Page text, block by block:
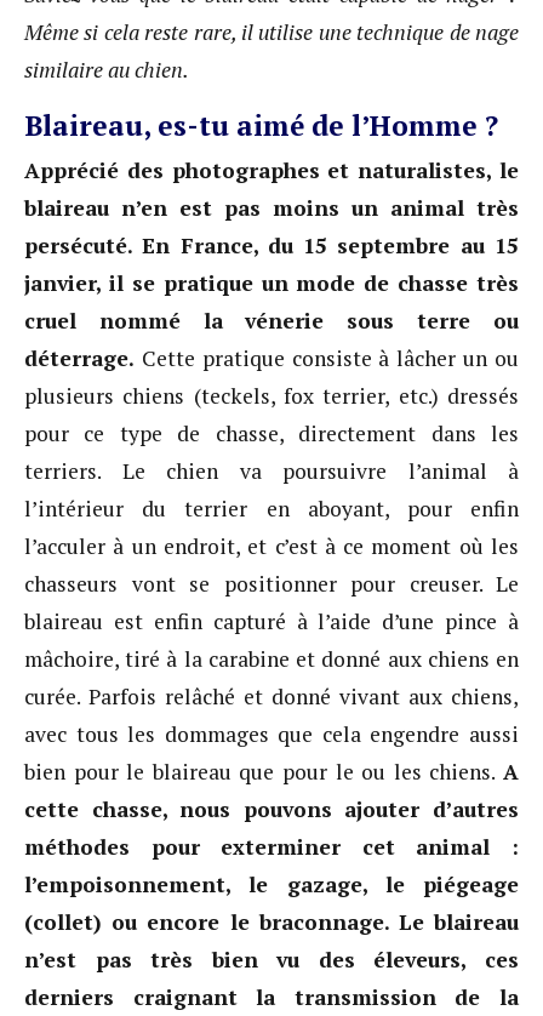
Même si cela reste rare, il utilise une technique de nage
similaire au chien.
Blaireau, es-tu aimé de l’Homme ?
Apprécié des photographes et naturalistes, le
blaireau n’en est pas moins un animal très
persécuté. En France, du 15 septembre au 15
janvier, il se pratique un mode de chasse très
cruel nommé la vénerie sous terre ou
déterrage. Cette pratique consiste à lâcher un ou
plusieurs chiens (teckels, fox terrier, etc.) dressés
pour ce type de chasse, directement dans les
terriers. Le chien va poursuivre l’animal à
l’intérieur du terrier en aboyant, pour enfin
l’acculer à un endroit, et c’est à ce moment où les
chasseurs vont se positionner pour creuser. Le
blaireau est enfin capturé à l’aide d’une pince à
mâchoire, tiré à la carabine et donné aux chiens en
curée. Parfois relâché et donné vivant aux chiens,
avec tous les dommages que cela engendre aussi
bien pour le blaireau que pour le ou les chiens. A
cette chasse, nous pouvons ajouter d’autres
méthodes pour exterminer cet animal :
l’empoisonnement, le gazage, le piégeage
(collet) ou encore le braconnage. Le blaireau
n’est pas très bien vu des éleveurs, ces
derniers craignant la transmission de la